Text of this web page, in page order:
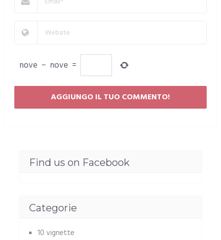
nove − nove =
Find us on Facebook
Categorie
10 vignette